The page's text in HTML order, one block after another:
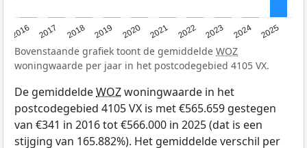
2016 2017 2018 2019 2020 2021 2022 2023 2024 2025
Bovenstaande grafiek toont de gemiddelde WOZ
woningwaarde per jaar in het postcodegebied 4105 VX.
De gemiddeldeWOZwoningwaarde in het
postcodegebied 4105 VX is met €565.659 gestegen
van €341 in 2016 tot €566.000 in 2025 (dat is een
stijging van 165.882%). Het gemiddelde verschil per